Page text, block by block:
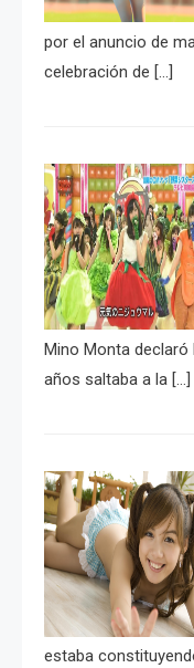
por el anuncio de
celebración de […]
Mino Monta declaró
años saltaba a la […]
estaba